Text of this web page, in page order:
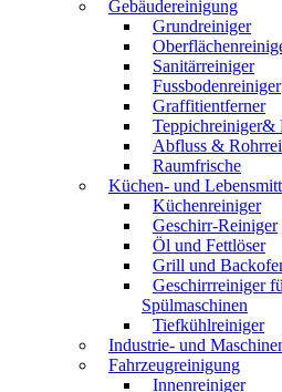
Gebäudereinigung
Grundreiniger
Sanitärreiniger
Fussbodenreiniger
Graffitientferner
Teppichreiniger&
Abfluss &
Raumfrische
Küchen- und
Küchenreiniger
Geschirr-Reiniger
Öl und Fettlöser
Grill und
Geschirrreiniger
Spülmaschinen
Tiefkühlreiniger
Industrie- und
Fahrzeugreinigung
Innenreiniger